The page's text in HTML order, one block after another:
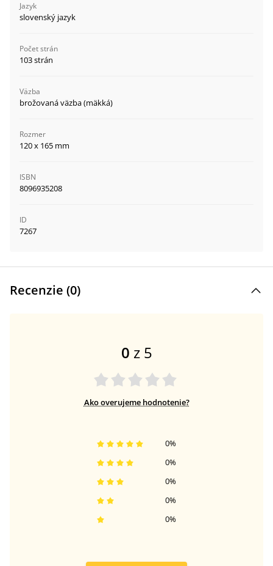
Jazyk
slovenský jazyk
Počet strán
103 strán
Väzba
brožovaná väzba (mäkká)
Rozmer
120 x 165 mm
ISBN
8096935208
ID
7267
Recenzie (0)
0 z 5
Ako overujeme hodnotenie?
0%
0%
0%
0%
0%